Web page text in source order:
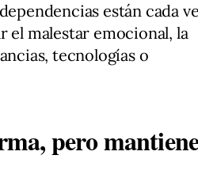
están cada
el malestar emocional, la
tecnologías o
pero